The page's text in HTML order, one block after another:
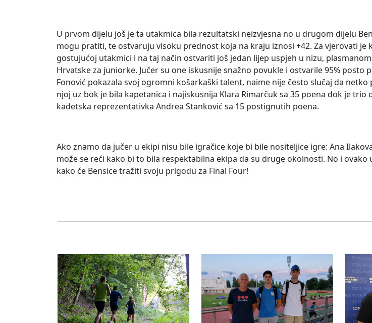
U prvom dijelu još je ta utakmica bila rezultatski neizvjesna no u drugom dijelu
mogu pratiti, te ostvaruju visoku prednost koja na kraju iznosi +42. Za vjerovati je
gostujućoj utakmici i na taj način ostvariti još jedan lijep uspjeh u nizu,
Hrvatske za juniorke. Jučer su one iskusnije snažno povukle i ostvarile 95% posto
Fonović pokazala svoj ogromni košarkaški talent, naime nije često slučaj da
njoj uz bok je bila kapetanica i najiskusnija Klara Rimarčuk sa 35 poena dok je
kadetska reprezentativka Andrea Stanković sa 15 postignutih poena.
Ako znamo da jučer u ekipi nisu bile igračice koje bi bile nositeljice igre: Ana
može se reći kako bi to bila respektabilna ekipa da su druge okolnosti. No i
kako će Bensice tražiti svoju prigodu za Final Four!